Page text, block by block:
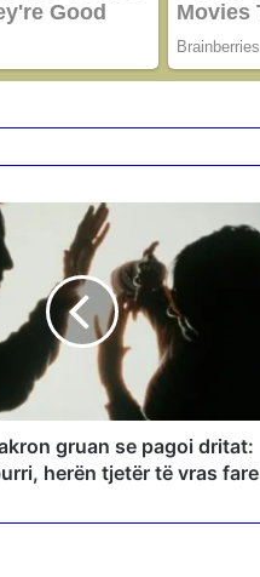
gruan se pagoi dritat:
herën tjetër të vras fare